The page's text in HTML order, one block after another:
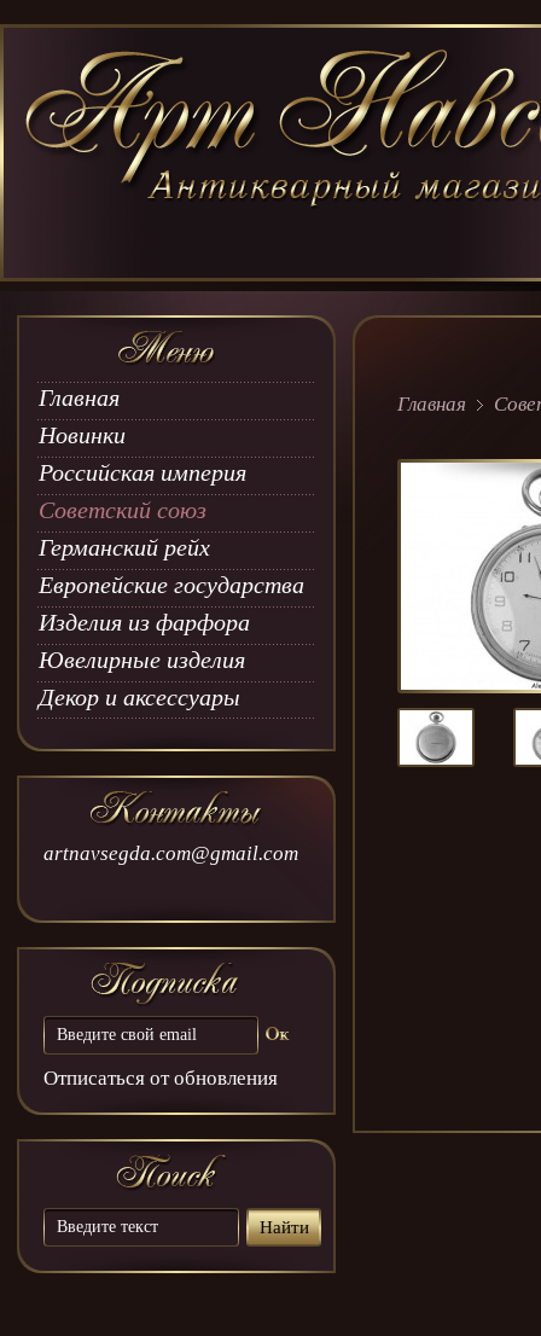
Главная
Новинки
Российская империя
Советский союз
Германский рейх
Европейские государства
Изделия из фарфора
Ювелирные изделия
Декор и аксессуары
artnavsegda.com@gmail.com
Отписаться от обновления
Главная